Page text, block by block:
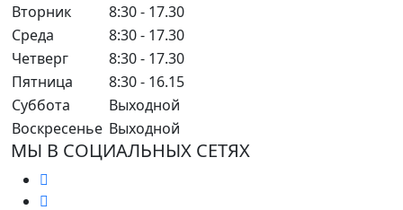
Вторник
8:30 - 17.30
Среда
8:30 - 17.30
Четверг
8:30 - 17.30
Пятница
8:30 - 16.15
Суббота
Выходной
Воскресенье Выходной
МЫ В СОЦИАЛЬНЫХ СЕТЯХ